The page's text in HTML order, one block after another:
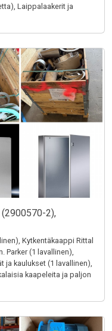
Laippalaakerit ja
2),
Kytkentäkaappi Rittal
Parker (1 lavallinen),
ja kaulukset (1 lavallinen),
kaapeleita ja paljon